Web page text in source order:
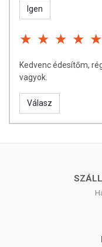
Igen
Kedvenc édesítőm,
vagyok.
Válasz